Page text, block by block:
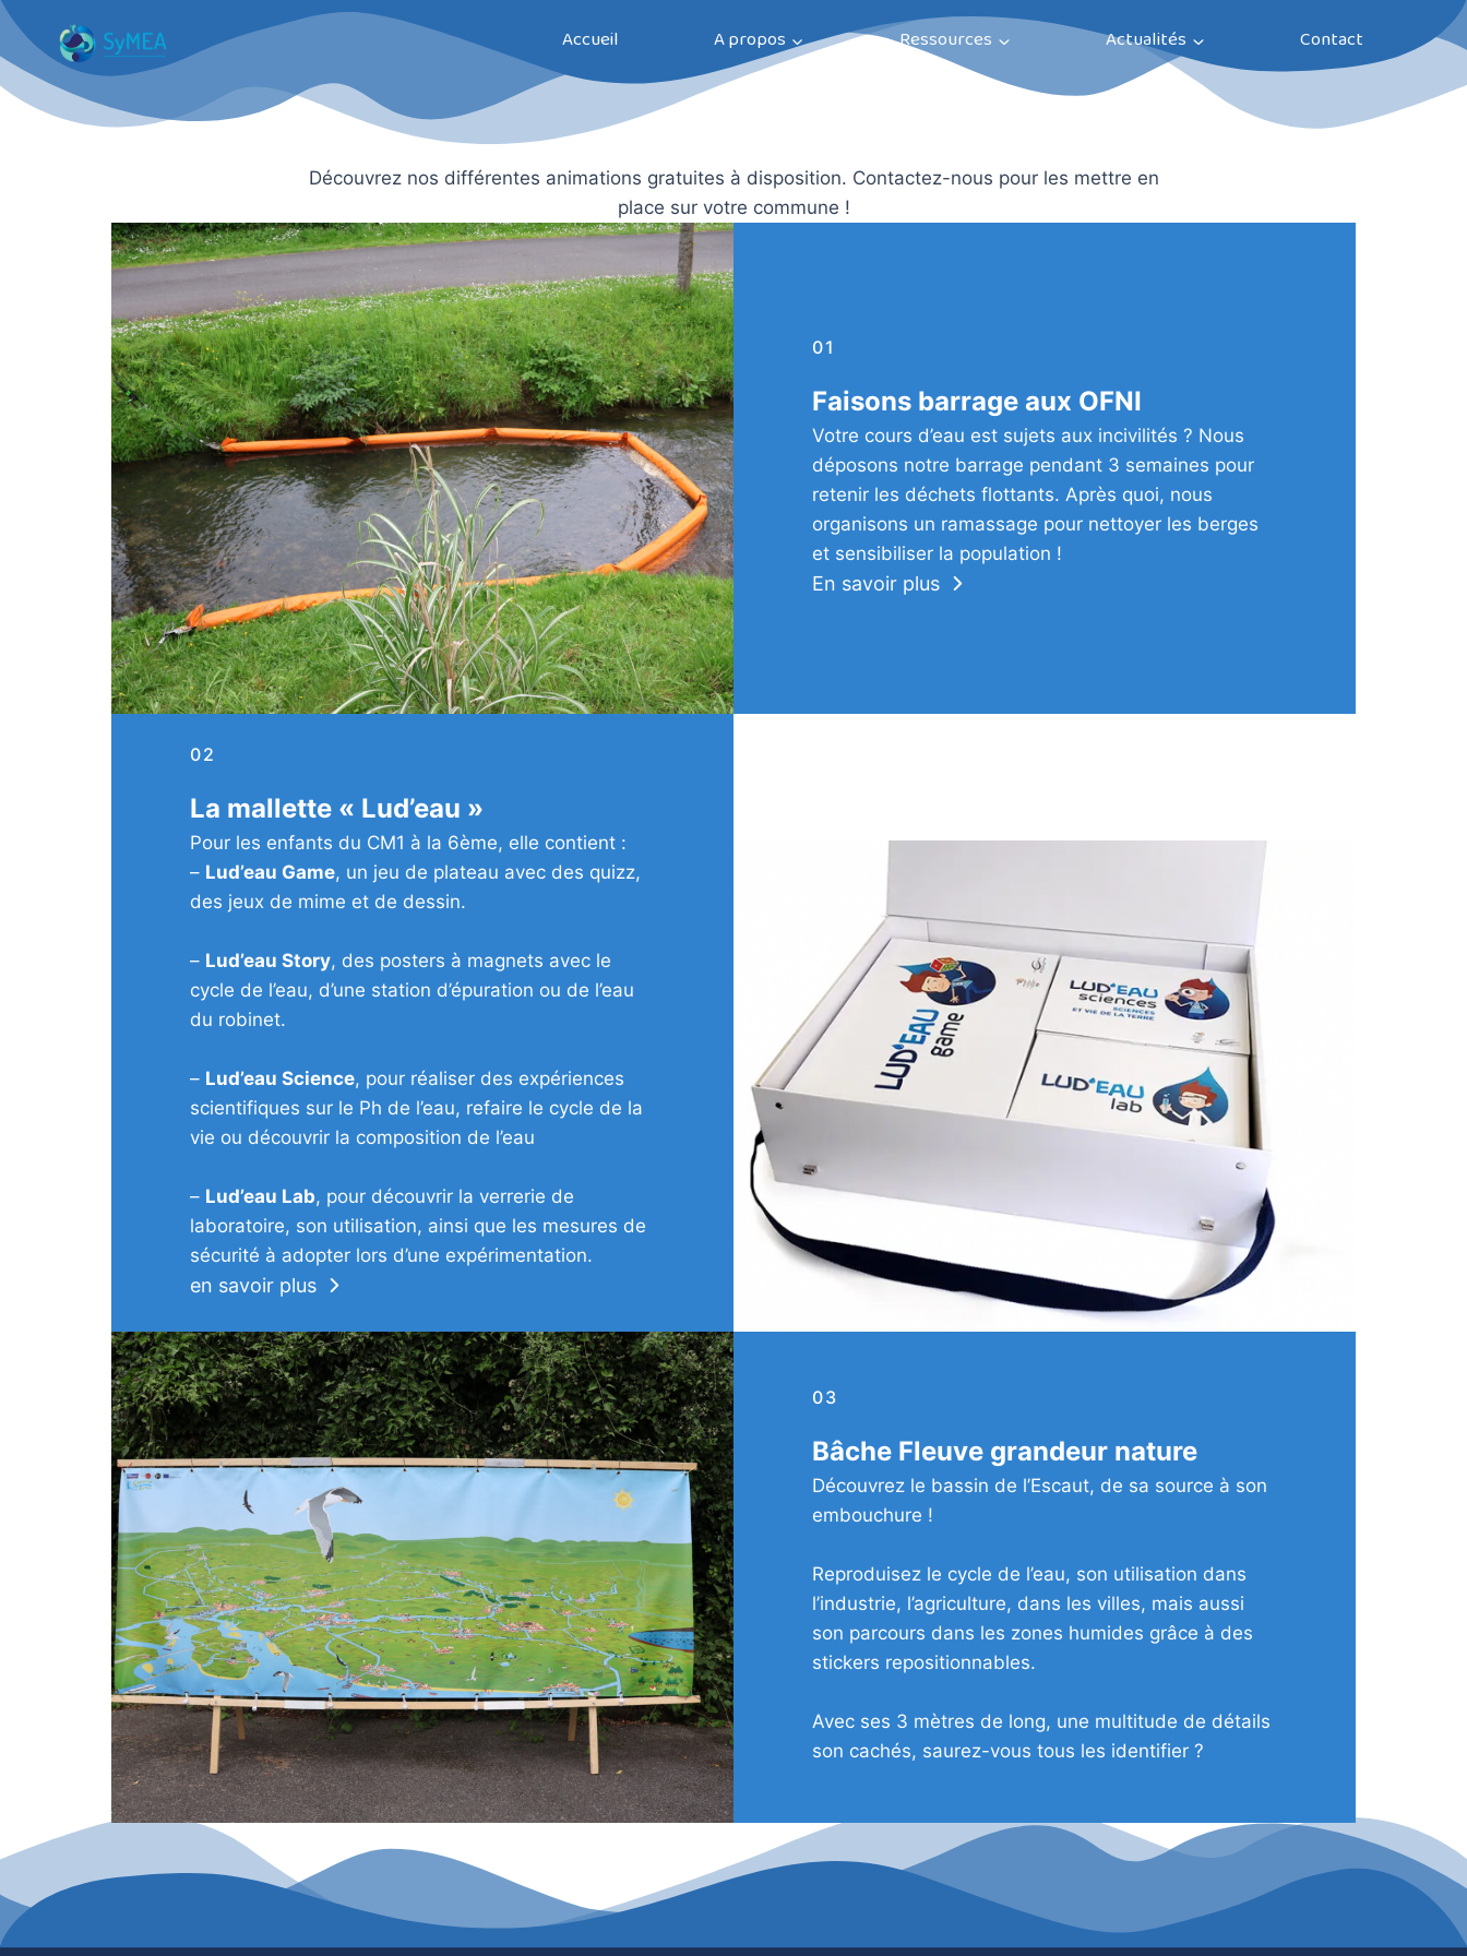
Aller
contenu
Accueil A propos Ressources Actualités Contact
Découvrez nos différentes animations gratuites à disposition. Contactez-nous pour les mettre en
place sur votre commune !
01
Faisons barrage aux OFNI
Votre cours d’eau est sujets aux incivilités ? Nous
déposons notre barrage pendant 3 semaines pour
retenir les déchets flottants. Après quoi, nous
organisons un ramassage pour nettoyer les berges
et sensibiliser la population !
En savoir plus
02
La mallette « Lud’eau »
Pour les enfants du CM1 à la 6ème, elle contient :
– Lud’eau Game, un jeu de plateau avec des quizz,
des jeux de mime et de dessin.
– Lud’eau Story, des posters à magnets avec le
cycle de l’eau, d’une station d’épuration ou de l’eau
du robinet.
– Lud’eau Science, pour réaliser des expériences
scientifiques sur le Ph de l’eau, refaire le cycle de la
vie ou découvrir la composition de l’eau
– Lud’eau Lab, pour découvrir la verrerie de
laboratoire, son utilisation, ainsi que les mesures de
sécurité à adopter lors d’une expérimentation.
en savoir plus
03
Bâche Fleuve grandeur nature
Découvrez le bassin de l’Escaut, de sa source à son
embouchure !
Reproduisez le cycle de l’eau, son utilisation dans
l’industrie, l’agriculture, dans les villes, mais aussi
son parcours dans les zones humides grâce à des
stickers repositionnables.
Avec ses 3 mètres de long, une multitude de détails
son cachés, saurez-vous tous les identifier ?